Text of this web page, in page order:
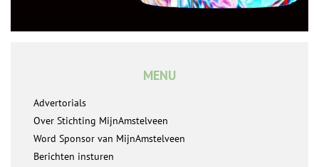
MENU
Advertorials
Over Stichting MijnAmstelveen
Word Sponsor van MijnAmstelveen
Berichten insturen